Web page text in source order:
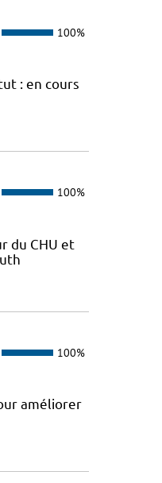
100%
: en cours
100%
du CHU et
100%
améliorer